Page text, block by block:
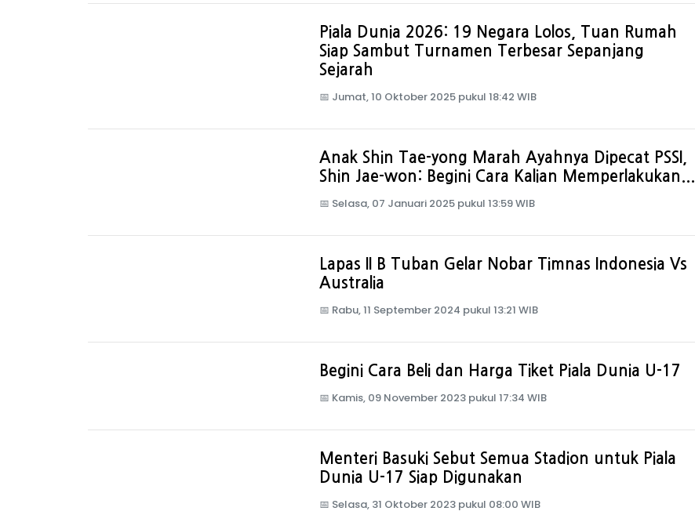
Piala Dunia 2026: 19 Negara Lolos, Tuan Rumah
Siap Sambut Turnamen Terbesar Sepanjang
Sejarah
📅 Jumat, 10 Oktober 2025 pukul 18:42 WIB
Anak Shin Tae-yong Marah Ayahnya Dipecat PSSI,
Shin Jae-won: Begini Cara Kalian Memperlakukan...
📅 Selasa, 07 Januari 2025 pukul 13:59 WIB
Lapas II B Tuban Gelar Nobar Timnas Indonesia Vs
Australia
📅 Rabu, 11 September 2024 pukul 13:21 WIB
Begini Cara Beli dan Harga Tiket Piala Dunia U-17
📅 Kamis, 09 November 2023 pukul 17:34 WIB
Menteri Basuki Sebut Semua Stadion untuk Piala
Dunia U-17 Siap Digunakan
📅 Selasa, 31 Oktober 2023 pukul 08:00 WIB